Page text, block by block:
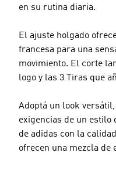
en su rutina diaria.
El ajuste holgado
francesa para una
movimiento. El corte
logo y las 3 Tiras que
Adoptá un look
exigencias de un estilo
de adidas con la
ofrecen una mezcla de